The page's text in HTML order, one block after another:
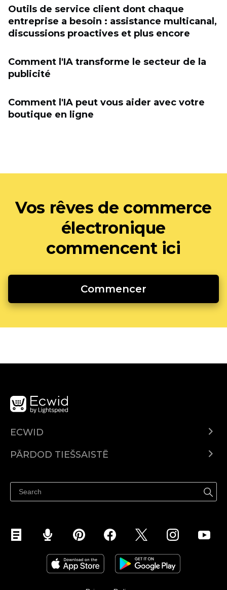
Outils de service client dont chaque
entreprise a besoin : assistance multicanal,
discussions proactives et plus encore
Comment l'IA transforme le secteur de la
publicité
Comment l'IA peut vous aider avec votre
boutique en ligne
Vos rêves de commerce
électronique
commencent ici
Commencer
ECWID
Izcenojumi
PĀRDOD TIEŠSAISTĒ
Pārdod Facebook
Pārdod Instagram